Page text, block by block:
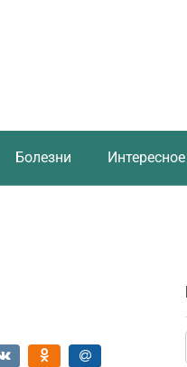
Болезни Интересное